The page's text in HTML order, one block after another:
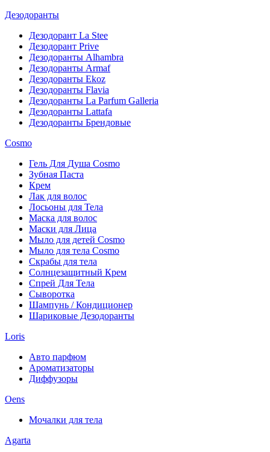
Дезодоранты
Дезодорант La Stee
Дезодорант Prive
Дезодоранты Alhambra
Дезодоранты Armaf
Дезодоранты Ekoz
Дезодоранты Flavia
Дезодоранты La Parfum Galleria
Дезодоранты Lattafa
Дезодоранты Брендовые
Cosmo
Гель Для Душа Cosmo
Зубная Паста
Крем
Лак для волос
Лосьоны для Тела
Маска для волос
Маски для Лица
Мыло для детей Cosmo
Мыло для тела Cosmo
Скрабы для тела
Солнцезащитный Крем
Спрей Для Тела
Сыворотка
Шампунь / Кондиционер
Шариковые Дезодоранты
Loris
Авто парфюм
Ароматизаторы
Диффузоры
Oens
Мочалки для тела
Agarta